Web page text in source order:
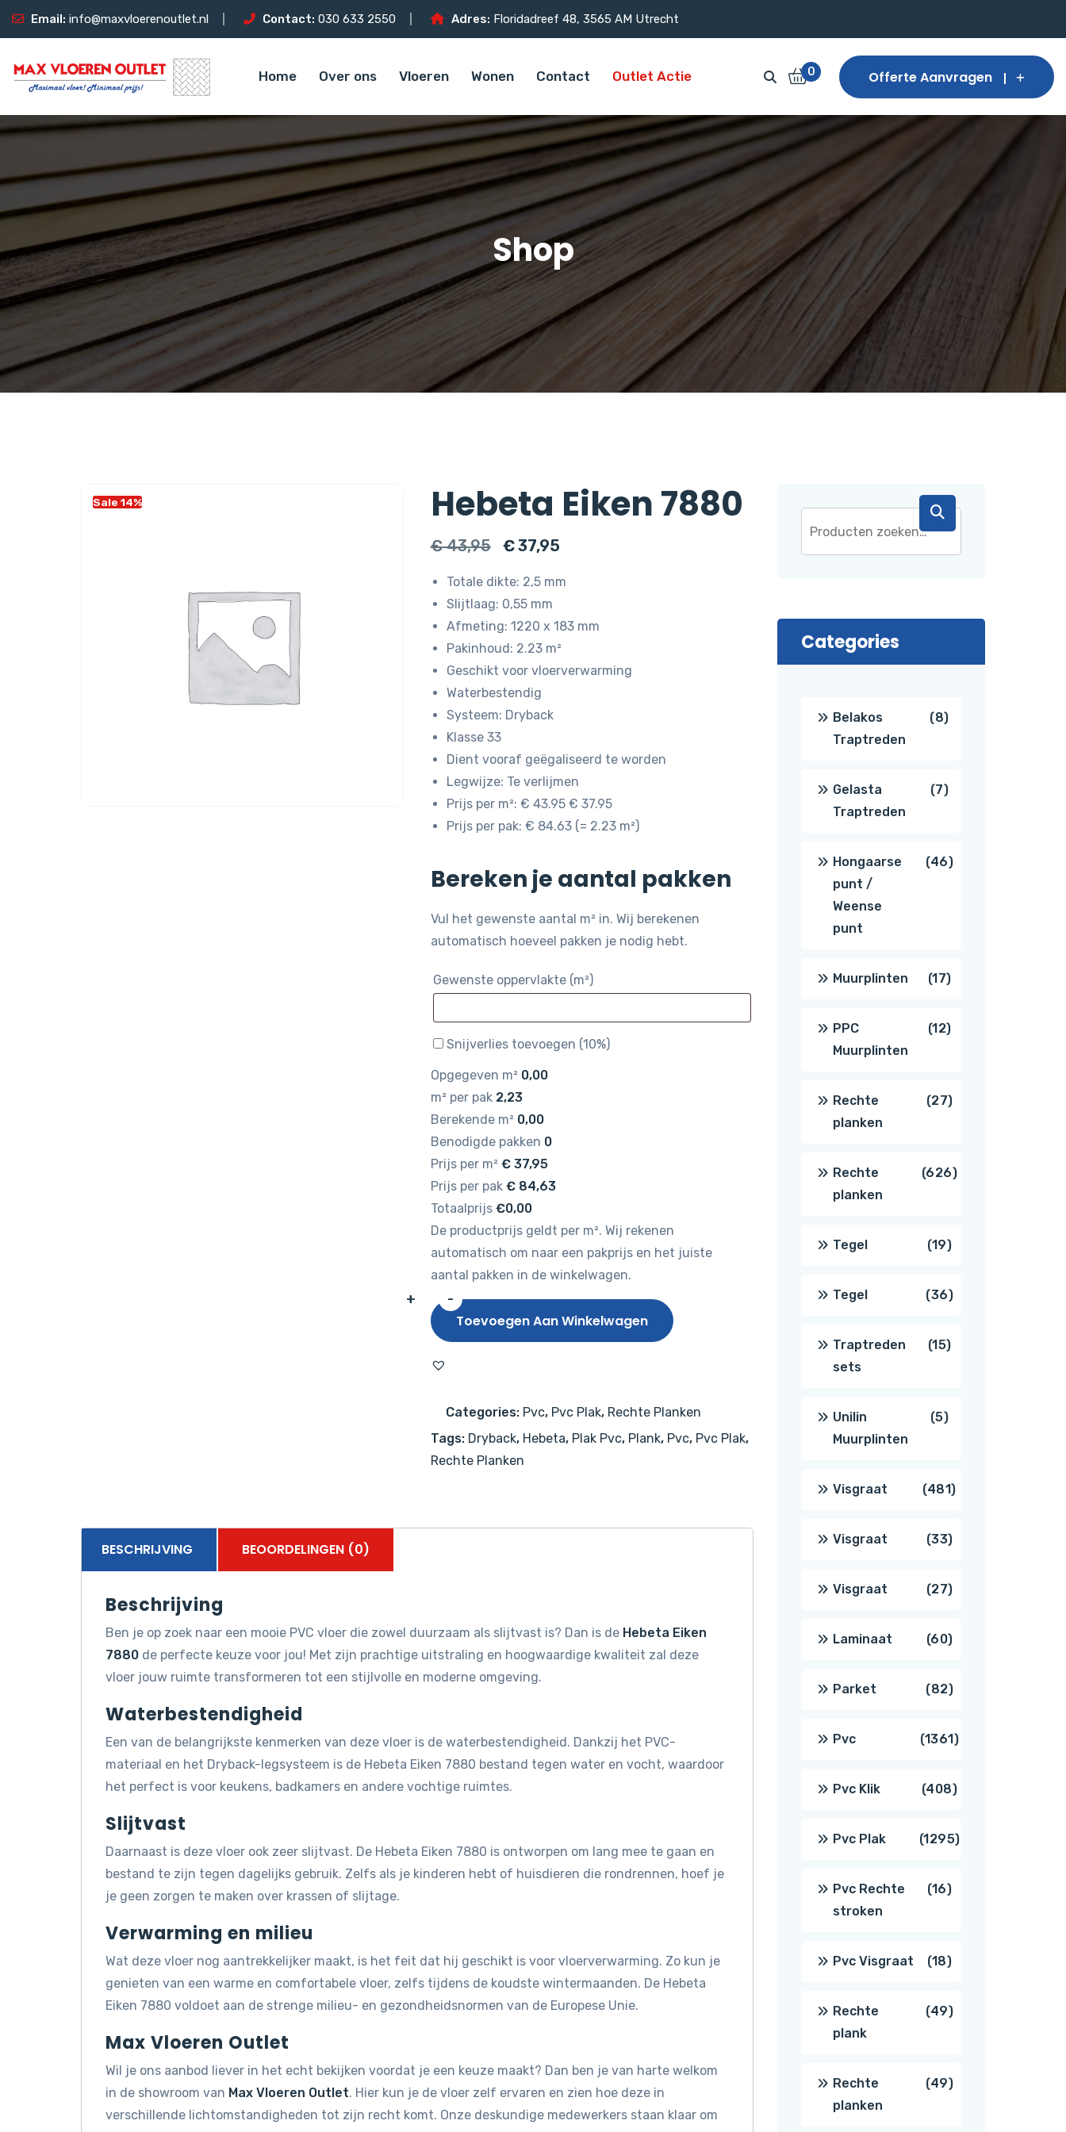
Email: info@maxvloerenoutlet.nl Contact: 030 633 2550 Adres: Floridadreef 48, 3565 AM Utrecht
Home Over ons Vloeren Wonen Contact Outlet Actie 0 Offerte Aanvragen
Shop
Sale 14% Hebeta Eiken 7880
€43,95
Oorspronkelijke
was:
€ 43,95.
€37,95Huidige
€ 37,95.
Totale dikte: 2,5 mm
Slijtlaag: 0,55 mm
Afmeting: 1220 x 183 mm
Pakinhoud: 2.23 m²
Geschikt voor vloerverwarming
Waterbestendig
Systeem: Dryback
Klasse 33
Dient vooraf geëgaliseerd te worden
Legwijze: Te verlijmen
Prijs per m²: € 43.95 € 37.95
Prijs per pak: € 84.63 (= 2.23 m²)
Bereken je aantal pakken
Vul het gewenste aantal m² in. Wij berekenen
automatisch hoeveel pakken je nodig hebt.
Gewenste oppervlakte (m²)
Snijverlies toevoegen (10%)
Opgegeven m² 0,00
m² per pak 2,23
Berekende m² 0,00
Benodigde pakken 0
Prijs per m² €37,95
Prijs per pak €84,63
Totaalprijs €0,00
De productprijs geldt per m². Wij rekenen
automatisch om naar een pakprijs en het juiste
aantal pakken in de winkelwagen.
-
Hebeta
Eiken
aantal
+
Toevoegen Aan Winkelwagen
Categories: Pvc, Pvc Plak, Rechte Planken
Tags: Dryback, Hebeta, Plak Pvc, Plank, Pvc, Pvc Plak,
Rechte Planken
BESCHRIJVING BEOORDELINGEN (0)
Beschrijving
Ben je op zoek naar een mooie PVC vloer die zowel duurzaam als slijtvast is? Dan is de Hebeta Eiken
7880 de perfecte keuze voor jou! Met zijn prachtige uitstraling en hoogwaardige kwaliteit zal deze
vloer jouw ruimte transformeren tot een stijlvolle en moderne omgeving.
Waterbestendigheid
Een van de belangrijkste kenmerken van deze vloer is de waterbestendigheid. Dankzij het PVC-
materiaal en het Dryback-legsysteem is de Hebeta Eiken 7880 bestand tegen water en vocht, waardoor
het perfect is voor keukens, badkamers en andere vochtige ruimtes.
Slijtvast
Daarnaast is deze vloer ook zeer slijtvast. De Hebeta Eiken 7880 is ontworpen om lang mee te gaan en
bestand te zijn tegen dagelijks gebruik. Zelfs als je kinderen hebt of huisdieren die rondrennen, hoef je
je geen zorgen te maken over krassen of slijtage.
Verwarming en milieu
Wat deze vloer nog aantrekkelijker maakt, is het feit dat hij geschikt is voor vloerverwarming. Zo kun je
genieten van een warme en comfortabele vloer, zelfs tijdens de koudste wintermaanden. De Hebeta
Eiken 7880 voldoet aan de strenge milieu- en gezondheidsnormen van de Europese Unie.
Max Vloeren Outlet
Wil je ons aanbod liever in het echt bekijken voordat je een keuze maakt? Dan ben je van harte welkom
in de showroom van Max Vloeren Outlet. Hier kun je de vloer zelf ervaren en zien hoe deze in
verschillende lichtomstandigheden tot zijn recht komt. Onze deskundige medewerkers staan klaar om
Categories
Belakos
Traptreden
88
Gelasta
Traptreden
77
Hongaarse
punt /
Weense
punt
4646
Muurplinten 1717
producten
PPC
Muurplinten
1212
Rechte
planken
2727
Rechte
planken
626626
Tegel 1919
producten
Tegel 3636
producten
Traptreden
sets
1515
Unilin
Muurplinten
55
Visgraat 481481
Visgraat 3333
producten
Visgraat 2727
producten
Laminaat 6060
producten
Parket 8282
producten
Pvc 13611361
producten
Pvc Klik 408408
producten
Pvc Plak 12951295
Pvc Rechte
stroken
1616
Pvc Visgraat 1818
producten
Rechte
plank
4949
Rechte
planken
4949